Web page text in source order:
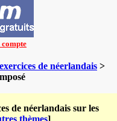
de néerlandais >
de néerlandais sur les
thèmes]